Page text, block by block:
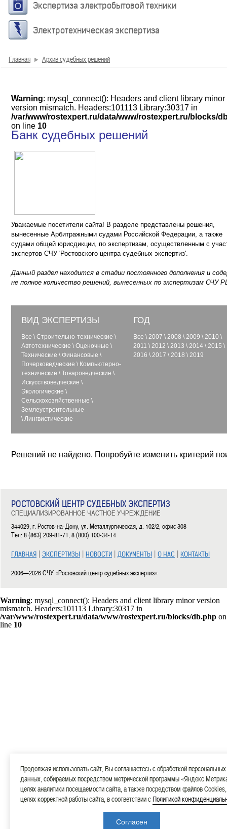
Экспертиза электробытовой техники
Электротехническая экспертиза
Главная Архив судебных решений
Warning: mysql_connect(): Headers and client library minor
version mismatch. Headers:101113 Library:30317 in
/var/www/rostexpert.ru/data/www/rostexpert.ru/blocks/
on line 10
Банк судебных решений
Уважаемые посетители сайта! В разделе представлены решения,
вынесенные Арбитражными судами Российской Федерации, а также
судами общей юрисдикции, по экспертизам, осуществленным с
экспертов СЧУ 'Ростовского центра судебных экспертиз'.
Данный раздел находится в стадии постоянного дополнения и
не полное количество решений, вынесенных по экспертизам СЧУ
ВИД ЭКСПЕРТИЗЫ
Все \ Строительно-технические \
Автотехнические \ Оценочные \
Технические \ Финансовые \
Почерковедческие \ Компьютерно-
технические \ Товароведческие \
Искусствоведческие \
Экологические \
Сельскохозяйственные \
Землеустроительные
\ Лингвистические
ГОД
Все \ 2007 \ 2008 \ 2009 \ 2010 \
2011 \ 2012 \ 2013 \ 2014 \ 2015 \
2016 \ 2017 \ 2018 \ 2019
Решений не найдено. Попробуйте изменить критерий
РОСТОВСКИЙ ЦЕНТР СУДЕБНЫХ ЭКСПЕРТИЗ
СПЕЦИАЛИЗИРОВАННОЕ ЧАСТНОЕ УЧРЕЖДЕНИЕ
344029, г. Ростов-на-Дону, ул. Металлургическая, д. 102/2, офис 308
Тел: 8 (863) 209-81-71, 8 (800) 100-34-14
ГЛАВНАЯ | ЭКСПЕРТИЗЫ | НОВОСТИ | ДОКУМЕНТЫ | О НАС | КОНТАКТЫ
2006—2026 СЧУ «Ростовский центр судебных экспертиз»
Warning: mysql_connect(): Headers and client library minor version
mismatch. Headers:101113 Library:30317 in
/var/www/rostexpert.ru/data/www/rostexpert.ru/blocks/db.php on
line 10
Продолжая использовать сайт, Вы соглашаетесь с обработкой персональных
данных, собираемых посредством метрической программы «Яндекс
целях аналитики посещаемости сайта, а также посредством файлов
целях корректной работы сайта, в соответствии сПолитикой
Согласен